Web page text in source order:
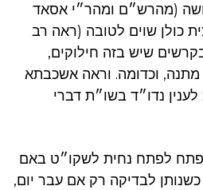
(מהרש״ם ומהר״י אסאד
כולן שוים לטובה (ראה רב
שיש בזה חילוקים,
וכדומה. וראה אשכבתא
מש״כ לענין נדו״ד בשו״ת דברי
לפתח נחית לשקו״ט באם
לבדיקה רק אם עבר יום,